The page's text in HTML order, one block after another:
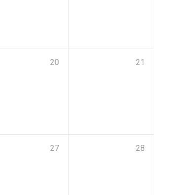
20 21
27 28